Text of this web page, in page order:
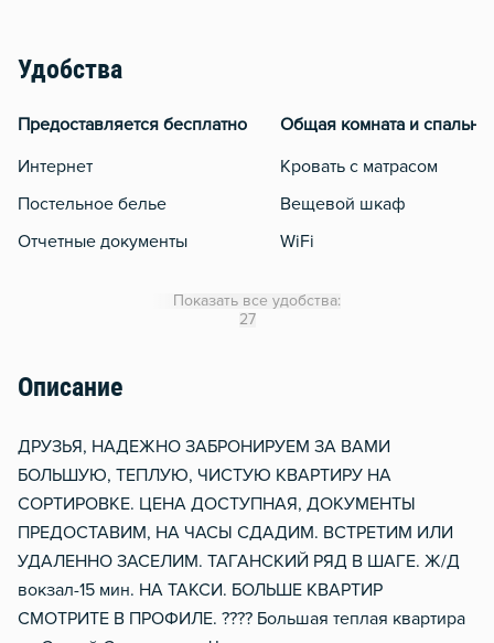
Удобства
Предоставляется бесплатно
Интернет
Постельное белье
Отчетные документы
Общая комната и спальня
Кровать с матрасом
Вещевой шкаф
WiFi
Показать все удобства:
27
Описание
ДРУЗЬЯ, НАДЕЖНО ЗАБРОНИРУЕМ ЗА ВАМИ
БОЛЬШУЮ, ТЕПЛУЮ, ЧИСТУЮ КВАРТИРУ НА
СОРТИРОВКЕ. ЦЕНА ДОСТУПНАЯ, ДОКУМЕНТЫ
ПРЕДОСТАВИМ, НА ЧАСЫ СДАДИМ. ВСТРЕТИМ ИЛИ
УДАЛЕННО ЗАСЕЛИМ. ТАГАНСКИЙ РЯД В ШАГЕ. Ж/Д
вокзал-15 мин. НА ТАКСИ. БОЛЬШЕ КВАРТИР
СМОТРИТЕ В ПРОФИЛЕ. ???? Большая теплая квартира